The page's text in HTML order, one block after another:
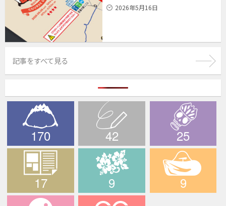
2026年5月16日
記事をすべて見る
The PEAKS
170
ブログ
42
デスライド
25
メディア情報
17
ハワイツアー
9 9